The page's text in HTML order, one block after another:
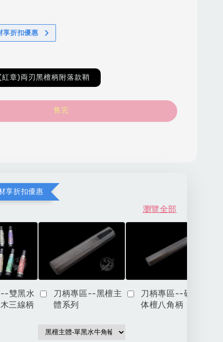
享折扣優惠
章)両刃黑檀柄附落款鞘
售完
享折扣優惠
瀏覽全部
雙黑水
三線柄
刀柄專區--黑檀主
體系列
刀柄專區--硬木一
体檀八角柄